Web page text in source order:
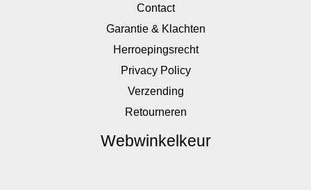
Contact
Garantie & Klachten
Herroepingsrecht
Privacy Policy
Verzending
Retourneren
Webwinkelkeur